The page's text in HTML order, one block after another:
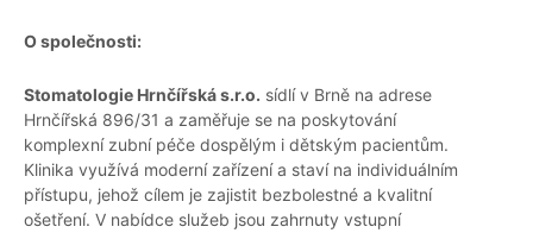
O společnosti:
Stomatologie Hrnčířská s.r.o. sídlí v Brně na adrese
Hrnčířská 896/31 a zaměřuje se na poskytování
komplexní zubní péče dospělým i dětským pacientům.
Klinika využívá moderní zařízení a staví na individuálním
přístupu, jehož cílem je zajistit bezbolestné a kvalitní
ošetření. V nabídce služeb jsou zahrnuty vstupní